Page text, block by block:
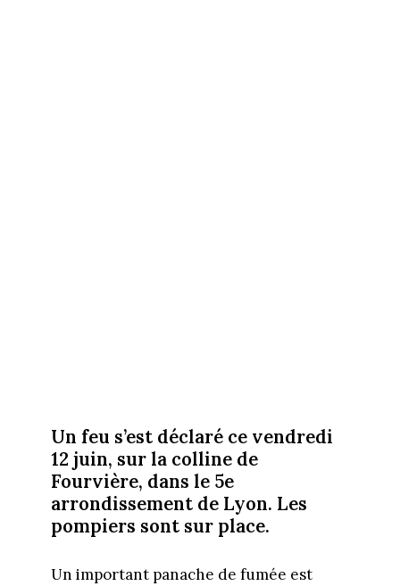
Un feu s’est déclaré ce vendredi
12 juin, sur la colline de
Fourvière, dans le 5e
arrondissement de Lyon. Les
pompiers sont sur place.
Un important panache de fumée est